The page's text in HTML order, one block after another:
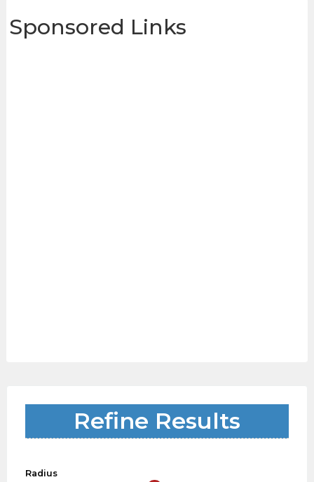
Sponsored Links
Refine Results
Radius